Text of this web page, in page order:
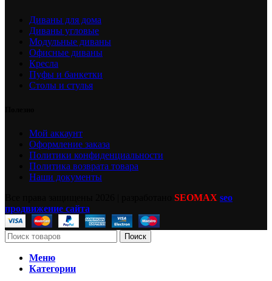
Диваны для дома
Диваны угловые
Модульные диваны
Офисные диваны
Кресла
Пуфы и банкетки
Столы и стулья
Мой аккаунт
Оформление заказа
Политики конфиденциальности
Политика возврата товара
Наши документы
SEOMAX seo
продвижение сайта
Поиск
Меню
Категории